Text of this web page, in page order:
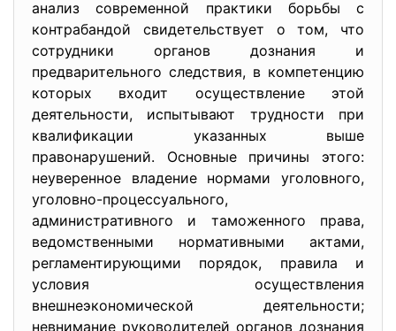
анализ современной практики борьбы с
контрабандой свидетельствует о том, что
сотрудники органов дознания и
предварительного следствия, в компетенцию
которых входит осуществление этой
деятельности, испытывают трудности при
квалификации указанных выше
правонарушений. Основные причины этого:
неуверенное владение нормами уголовного,
уголовно-процессуального,
административного и таможенного права,
ведомственными нормативными актами,
регламентирующими порядок, правила и
условия осуществления
внешнеэкономической деятельности;
невнимание руководителей органов дознания